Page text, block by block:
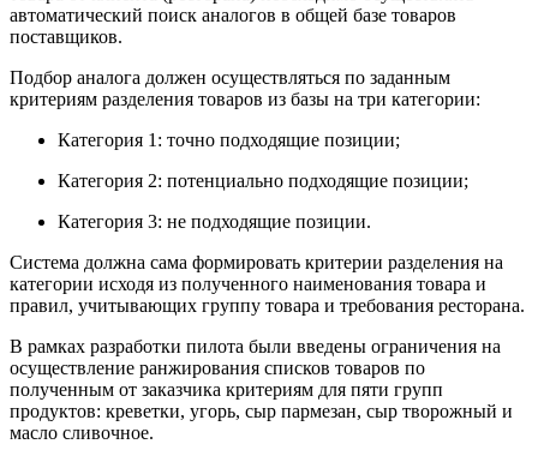
автоматический поиск аналогов в общей базе товаров
поставщиков.
Подбор аналога должен осуществляться по заданным
критериям разделения товаров из базы на три категории:
Категория 1: точно подходящие позиции;
Категория 2: потенциально подходящие позиции;
Категория 3: не подходящие позиции.
Система должна сама формировать критерии разделения на
категории исходя из полученного наименования товара и
правил, учитывающих группу товара и требования ресторана.
В рамках разработки пилота были введены ограничения на
осуществление ранжирования списков товаров по
полученным от заказчика критериям для пяти групп
продуктов: креветки, угорь, сыр пармезан, сыр творожный и
масло сливочное.